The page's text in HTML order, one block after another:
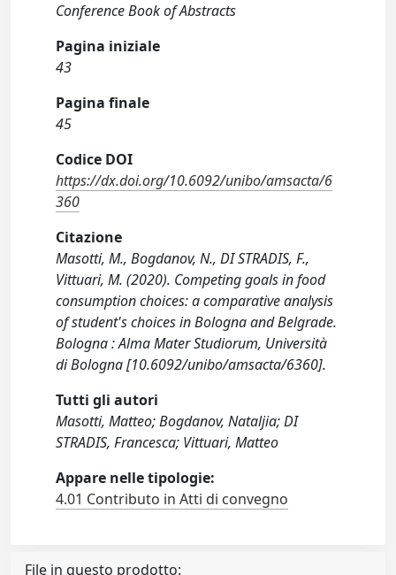
Conference Book of Abstracts
Pagina iniziale
43
Pagina finale
45
Codice DOI
https://dx.doi.org/10.6092/unibo/amsacta/6
360
Citazione
Masotti, M., Bogdanov, N., DI STRADIS, F.,
Vittuari, M. (2020). Competing goals in food
consumption choices: a comparative analysis
of student's choices in Bologna and Belgrade.
Bologna : Alma Mater Studiorum, Università
di Bologna [10.6092/unibo/amsacta/6360].
Tutti gli autori
Masotti, Matteo; Bogdanov, Nataljia; DI
STRADIS, Francesca; Vittuari, Matteo
Appare nelle tipologie:
4.01 Contributo in Atti di convegno
File in questo prodotto: